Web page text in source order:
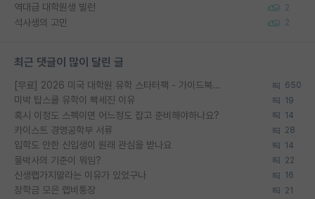
역대급 대학원생 빌런 2
석사생의 고민 2
최근 댓글이 많이 달린 글
[무료] 2026 미국 대학원 유학 스타터팩 - 가이드북 & 합격자 컨택메일 템플릿 650
미박 탑스쿨 유학이 빡세진 이유 19
혹시 이정도 스펙이면 어느정도 잡고 준비해야하나요? 14
카이스트 경영공학부 서류 28
입학도 안한 신입생이 원래 관심을 받나요 14
물박사의 기준이 뭐임? 22
신생랩가지말라는 이유가 있었구나 16
장학금 모은 랩비통장 21